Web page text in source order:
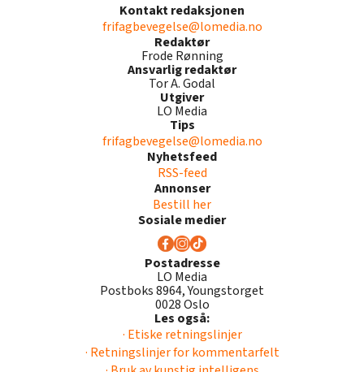
Kontakt redaksjonen
frifagbevegelse@lomedia.no
Redaktør
Frode Rønning
Ansvarlig redaktør
Tor A. Godal
Utgiver
LO Media
Tips
frifagbevegelse@lomedia.no
Nyhetsfeed
RSS-feed
Annonser
Bestill her
Sosiale medier
Postadresse
LO Media
Postboks 8964, Youngstorget
0028 Oslo
Les også:
· Etiske retningslinjer
· Retningslinjer for kommentarfelt